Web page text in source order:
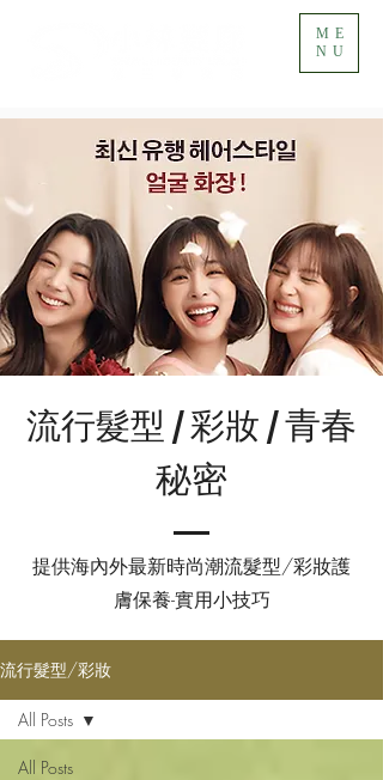
ME
NU
流行髮型 /彩妝 /青春
秘密
提供海內外最新時尚潮流髮型/彩妝護
膚保養-實用小技巧
流行髮型/彩妝
All Posts
All Posts